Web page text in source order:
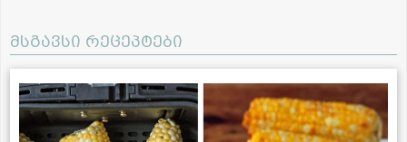
მსგავსი რეცეპტები